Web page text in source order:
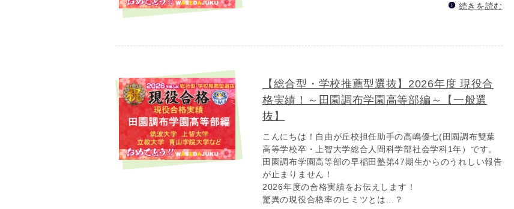
続きを読む
【総合型・学校推薦型選抜】2026年度 現役合
格実績！～田園調布学園高等部編～【一般選
抜】
こんにちは！自由が丘校担任助手の高嶋優七(田園調布雙葉
高等学校卒・上智大学総合人間科学部社会学科1年）です。
田園調布学園高等部の早稲田塾第47期生からのうれしい報告
が止まりません！
2026年度の合格実績をお伝えします！
驚異の現役合格率のヒミツとは...？